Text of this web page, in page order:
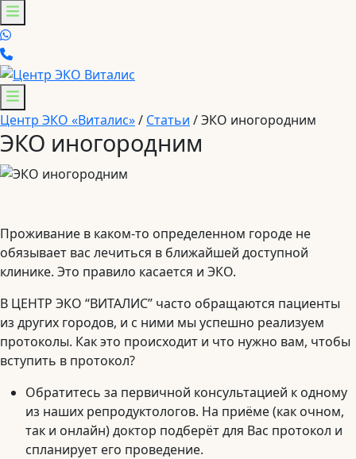
Центр ЭКО «Виталис»/ Статьи /ЭКО иногородним
ЭКО иногородним
Проживание в каком-то определенном городе не
обязывает вас лечиться в ближайшей доступной
клинике. Это правило касается и ЭКО.
В ЦЕНТР ЭКО “ВИТАЛИС” часто обращаются пациенты
из других городов, и с ними мы успешно реализуем
протоколы. Как это происходит и что нужно вам, чтобы
вступить в протокол?
Обратитесь за первичной консультацией к одному
из наших репродуктологов. На приёме (как очном,
так и онлайн) доктор подберёт для Вас протокол и
спланирует его проведение.